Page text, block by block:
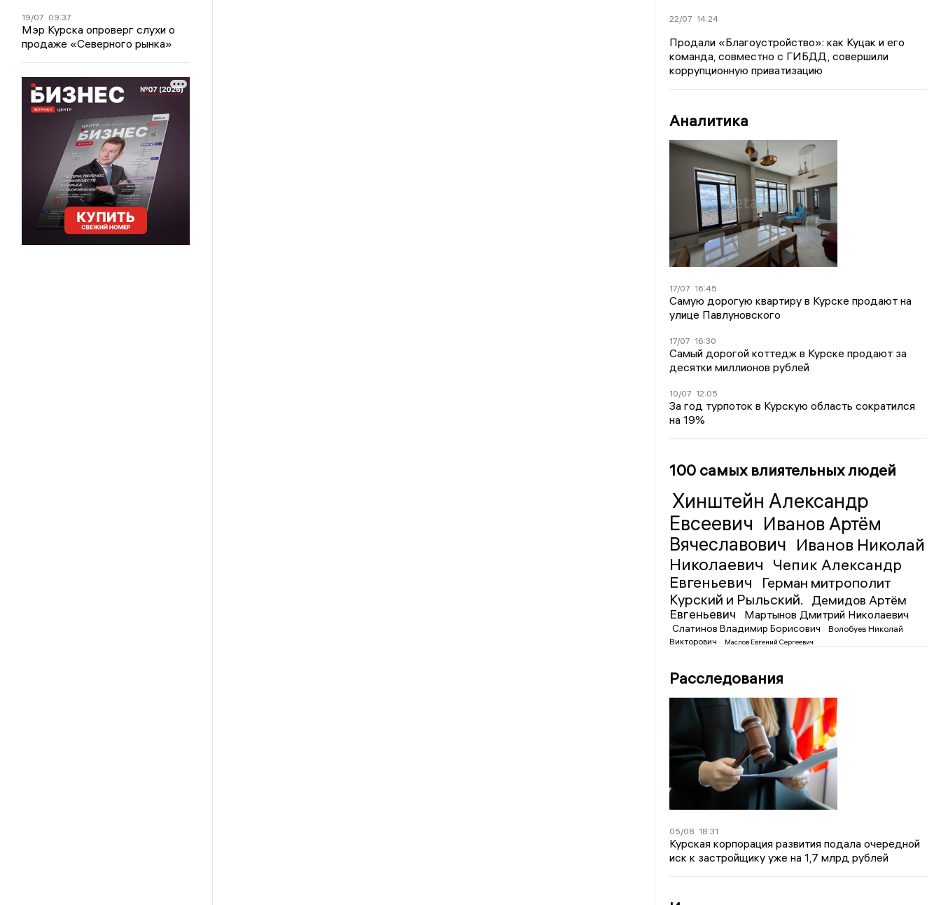
19/07 09:37
Мэр Курска опроверг слухи о
продаже «Северного рынка»
22/07 14:24
Продали «Благоустройство»: как Куцак и его
команда, совместно с ГИБДД, совершили
коррупционную приватизацию
Аналитика
17/07 16:45
Самую дорогую квартиру в Курске продают на
улице Павлуновского
17/07 16:30
Самый дорогой коттедж в Курске продают за
десятки миллионов рублей
10/07 12:05
За год турпоток в Курскую область сократился
на 19%
100 самых влиятельных людей
Хинштейн Александр
Евсеевич Иванов Артём
Вячеславович Иванов Николай
Николаевич Чепик Александр
Евгеньевич
Герман митрополит
Курский и Рыльский.
Демидов Артём
Евгеньевич
Мартынов Дмитрий Николаевич
Слатинов Владимир Борисович
Волобуев Николай
Викторович
Маслов Евгений Сергеевич
Расследования
05/08 18:31
Курская корпорация развития подала очередной
иск к застройщику уже на 1,7 млрд рублей